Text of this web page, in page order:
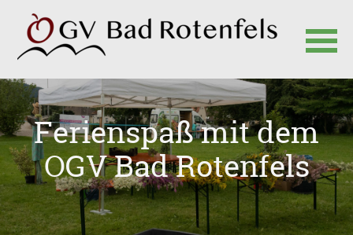
Navigation
überspringen
Ferienspaß mit dem
OGV Bad Rotenfels